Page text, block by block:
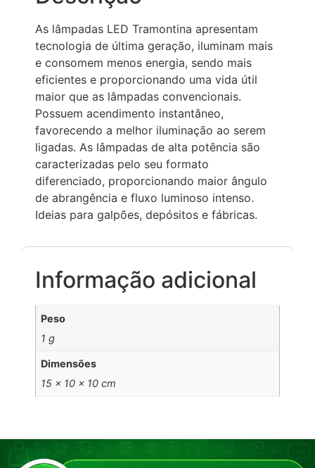
As lâmpadas LED Tramontina apresentam
tecnologia de última geração, iluminam mais
e consomem menos energia, sendo mais
eficientes e proporcionando uma vida útil
maior que as lâmpadas convencionais.
Possuem acendimento instantâneo,
favorecendo a melhor iluminação ao serem
ligadas. As lâmpadas de alta potência são
caracterizadas pelo seu formato
diferenciado, proporcionando maior ângulo
de abrangência e fluxo luminoso intenso.
Ideias para galpões, depósitos e fábricas.
Informação adicional
Peso
1 g
Dimensões
15 × 10 × 10 cm